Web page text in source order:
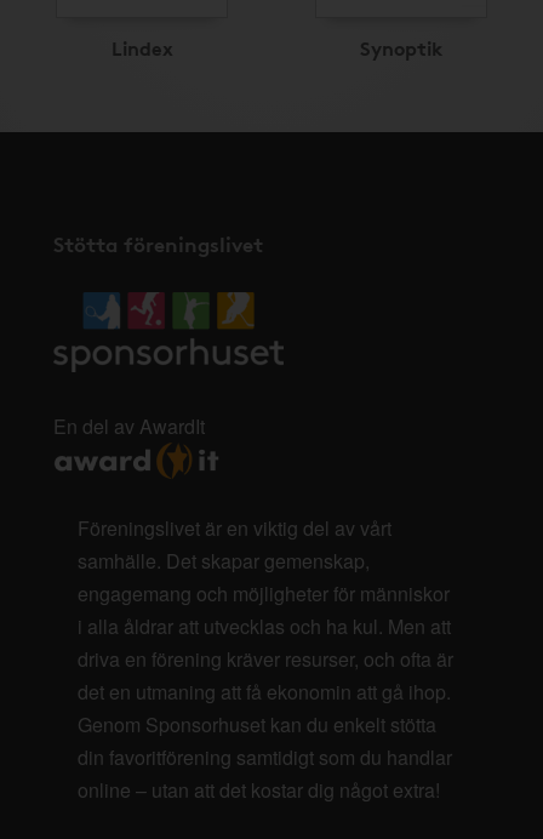
Lindex Synoptik
Stötta föreningslivet
En del av AwardIt
Föreningslivet är en viktig del av vårt
samhälle. Det skapar gemenskap,
engagemang och möjligheter för människor
i alla åldrar att utvecklas och ha kul. Men att
driva en förening kräver resurser, och ofta är
det en utmaning att få ekonomin att gå ihop.
Genom Sponsorhuset kan du enkelt stötta
din favoritförening samtidigt som du handlar
online – utan att det kostar dig något extra!